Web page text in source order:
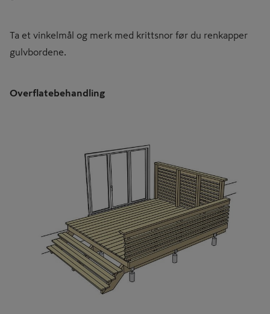
Ta et vinkelmål og merk med krittsnor før du renkapper
gulvbordene.
Overflatebehandling